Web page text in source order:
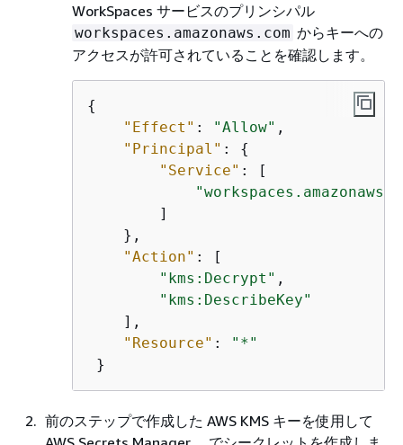
WorkSpaces サービスのプリンシパル
workspaces.amazonaws.com からキーへの
アクセスが許可されていることを確認します。
{
"Effect" : "Allow" ,
"Principal" : {
"Service" : [
        ]
    },
"Action" : [
"kms:Decrypt" ,
"kms:DescribeKey"
    ],
"Resource" :
"*"
}
前のステップで作成した AWS KMS キーを使用して